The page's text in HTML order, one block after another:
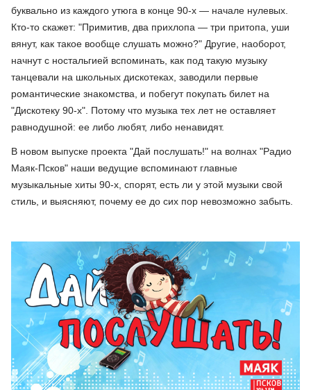
буквально из каждого утюга в конце 90-х — начале нулевых.
Кто-то скажет: "Примитив, два прихлопа — три притопа, уши
вянут, как такое вообще слушать можно?" Другие, наоборот,
начнут с ностальгией вспоминать, как под такую музыку
танцевали на школьных дискотеках, заводили первые
романтические знакомства, и побегут покупать билет на
"Дискотеку 90-х". Потому что музыка тех лет не оставляет
равнодушной: ее либо любят, либо ненавидят.
В новом выпуске проекта "Дай послушать!" на волнах "Радио
Маяк-Псков" наши ведущие вспоминают главные
музыкальные хиты 90-х, спорят, есть ли у этой музыки свой
стиль, и выясняют, почему ее до сих пор невозможно забыть.